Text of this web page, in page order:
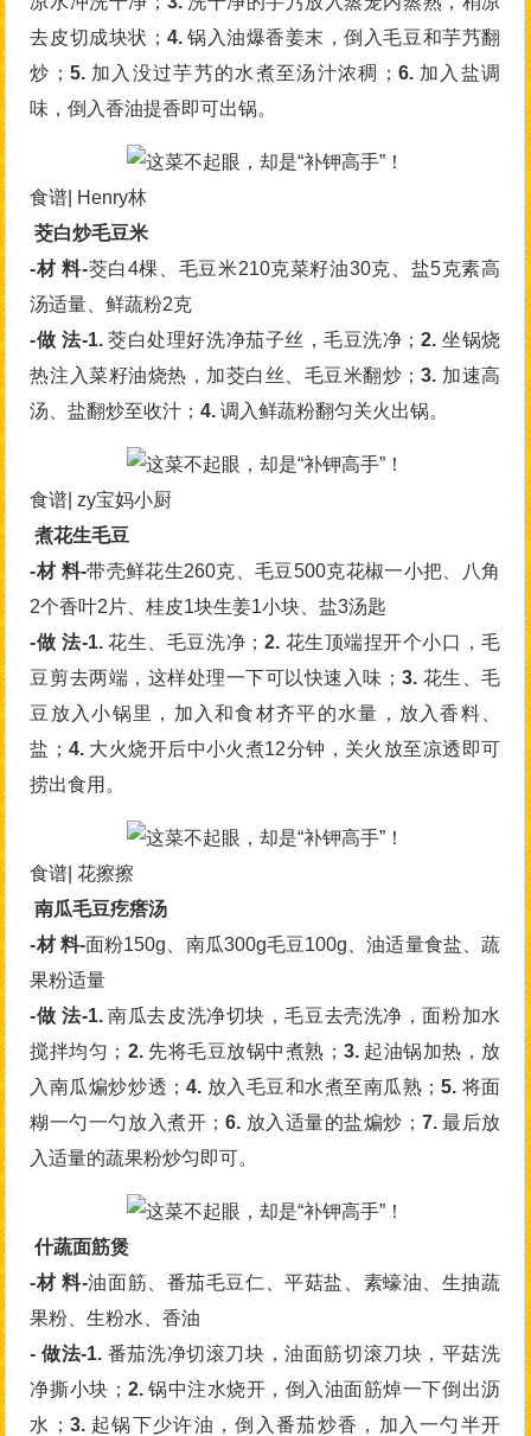
去皮切成块状； 4.锅入油爆香姜末，倒入毛豆和芋艿翻
炒； 5.加入没过芋艿的水煮至汤汁浓稠； 6.加入盐调
味，倒入香油提香即可出锅。
食谱| Henry林
茭白炒毛豆米
-材 料-茭白4棵、毛豆米210克菜籽油30克、盐5克素高
汤适量、鲜蔬粉2克
-做 法-1.茭白处理好洗净茄子丝，毛豆洗净；2. 坐锅烧
热注入菜籽油烧热，加茭白丝、毛豆米翻炒；3. 加速高
汤、盐翻炒至收汁；4. 调入鲜蔬粉翻匀关火出锅。
食谱| zy宝妈小厨
煮花生毛豆
-材 料-带壳鲜花生260克、毛豆500克花椒一小把、八角
2个香叶2片、桂皮1块生姜1小块、盐3汤匙
-做 法-1.花生、毛豆洗净；2. 花生顶端捏开个小口，毛
豆剪去两端，这样处理一下可以快速入味； 3. 花生、毛
豆放入小锅里，加入和食材齐平的水量，放入香料、
盐； 4. 大火烧开后中小火煮12分钟，关火放至凉透即可
捞出食用。
食谱| 花擦擦
南瓜毛豆疙瘩汤
-材 料-面粉150g、南瓜300g毛豆100g、油适量食盐、蔬
果粉适量
-做 法-1.南瓜去皮洗净切块，毛豆去壳洗净，面粉加水
搅拌均匀； 2. 先将毛豆放锅中煮熟； 3. 起油锅加热，放
入南瓜煸炒炒透；4. 放入毛豆和水煮至南瓜熟；5. 将面
糊一勺一勺放入煮开；6. 放入适量的盐煸炒； 7.最后放
入适量的蔬果粉炒匀即可。
什蔬面筋煲
-材 料-油面筋、番茄毛豆仁、平菇盐、素蠔油、生抽蔬
果粉、生粉水、香油
- 做法-1. 番茄洗净切滚刀块，油面筋切滚刀块，平菇洗
净撕小块； 2.锅中注水烧开，倒入油面筋焯一下倒出沥
水； 3.起锅下少许油，倒入番茄炒香，加入一勺半开